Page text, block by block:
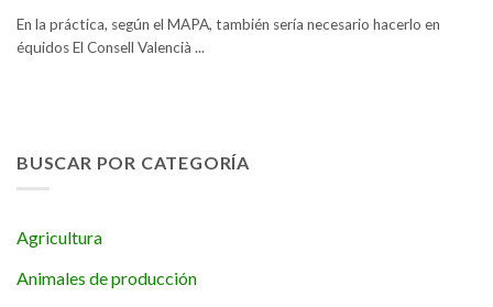
En la práctica, según el MAPA, también sería necesario hacerlo en
équidos El Consell Valencià ...
BUSCAR POR CATEGORÍA
Agricultura
Animales de producción